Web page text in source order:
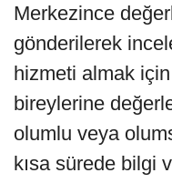
Merkezince
gönderilerek
hizmeti almak
bireylerine
olumlu veya
kısa sürede bilgi